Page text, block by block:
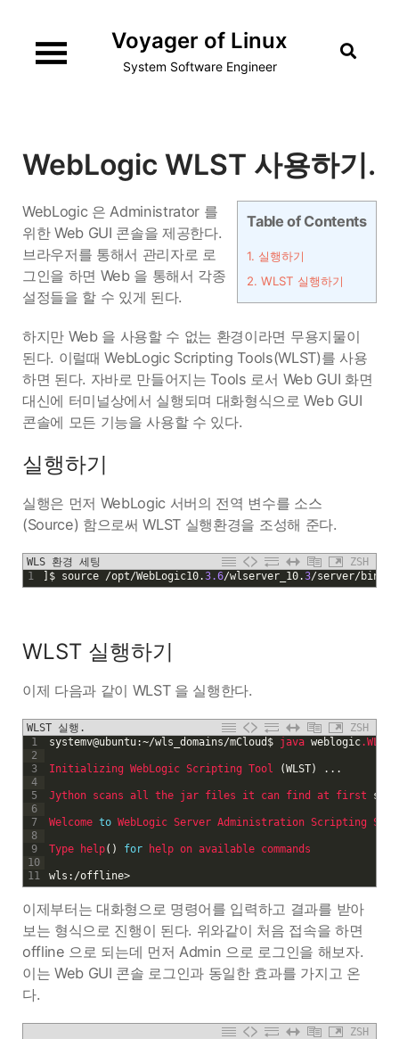
content
Voyager of Linux
System Software Engineer
WebLogic WLST 사용하기.
Table of Contents
1. 실행하기
2. WLST 실행하기
WebLogic 은 Administrator 를
위한 Web GUI 콘솔을 제공한다.
브라우저를 통해서 관리자로 로
그인을 하면 Web 을 통해서 각종
설정들을 할 수 있게 된다.
하지만 Web 을 사용할 수 없는 환경이라면 무용지물이
된다. 이럴때 WebLogic Scripting Tools(WLST)를 사용
하면 된다. 자바로 만들어지는 Tools 로서 Web GUI 화면
대신에 터미널상에서 실행되며 대화형식으로 Web GUI
콘솔에 모든 기능을 사용할 수 있다.
실행하기
실행은 먼저 WebLogic 서버의 전역 변수를 소스
(Source) 함으로써 WLST 실행환경을 조성해 준다.
WLS 환경 세팅
ZSH
1
$ source /opt/WebLogic10.3.6/wlserver_10.3/server/bin
WLST 실행하기
이제 다음과 같이 WLST 을 실행한다.
WLST 실행.
ZSH
1
2
3
4
5
6
7
8
9
10
11
systemv@ubuntu:~/wls_domains/mCloud $ java weblogic.WLST
Initializing WebLogic Scripting Tool (WLST) . . .
Jython scans all the jar files it can find at first
Welcome to WebLogic Server Administration Scripting
Type help( ) for help on available commands
wls : /offline>
이제부터는 대화형으로 명령어를 입력하고 결과를 받아
보는 형식으로 진행이 된다. 위와같이 처음 접속을 하면
offline 으로 되는데 먼저 Admin 으로 로그인을 해보자.
이는 Web GUI 콘솔 로그인과 동일한 효과를 가지고 온
다.
ZSH